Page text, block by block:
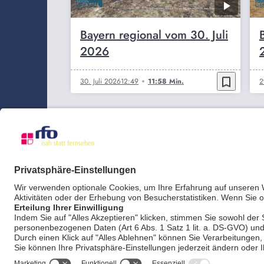
Bayern regional vom 30. Juli
2026
30. Juli 202612:49 11:58 Min. bookmark_border